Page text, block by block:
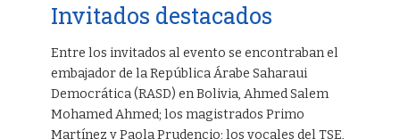
Invitados destacados
Entre los invitados al evento se encontraban el
embajador de la República Árabe Saharaui
Democrática (RASD) en Bolivia, Ahmed Salem
Mohamed Ahmed; los magistrados Primo
Martínez y Paola Prudencio; los vocales del TSE,